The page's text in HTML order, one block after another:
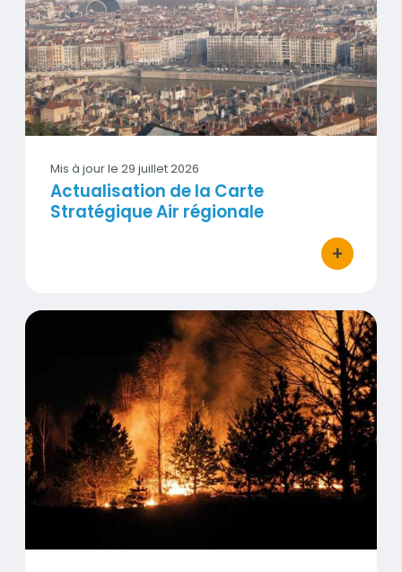
Visuel
Mis à jour le 29 juillet 2026
Actualisation de la Carte
Stratégique Air régionale
+
bouton
Impact des fumées de l'incendie en Gironde en
Visuel